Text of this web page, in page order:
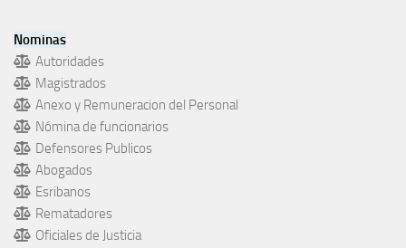
Nominas
Autoridades
Magistrados
Anexo y Remuneracion del Personal
Nómina de funcionarios
Defensores Publicos
Abogados
Esribanos
Rematadores
Oficiales de Justicia